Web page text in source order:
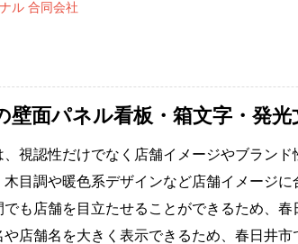
ル 合同会社
壁面パネル看板・箱文字・発
視認性だけでなく店舗イメージやブランド
目調や暖色系デザインなど店舗イメージに
も店舗を目立たせることができるため、春
店舗名を大きく表示できるため、春日井